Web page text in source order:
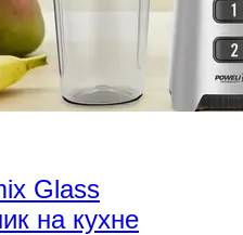
Glass
на кухне